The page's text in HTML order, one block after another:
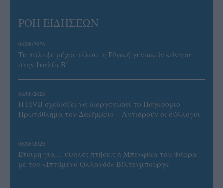
ΡΟΗ ΕΙΔΗΣΕΩΝ
06/08/2026
Το πάλεψε μέχρι τέλους η Εθνική γυναικών κόντρα
στην Ιταλία Β’
06/08/2026
Η FIVB σχεδιάζει να διοργανώσει το Παγκόσμιο
Πρωτάθλημα τον Δεκέμβριο – Αντιδρούν οι σύλλογοι
06/08/2026
Έτοιμη για… υψηλές πτήσεις η Μπενφίκα του Ψάρρα
με τον «Ιπτάμενο Ολλανδό» Βίλτενμπουργκ